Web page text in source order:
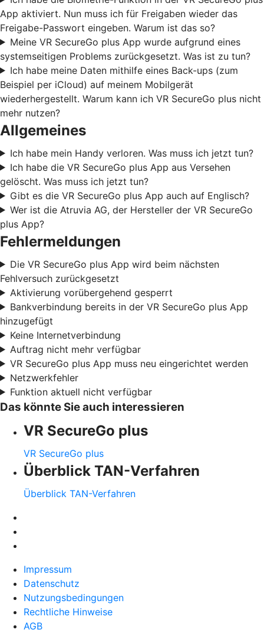
App aktiviert. Nun muss ich für Freigaben wieder das
Freigabe-Passwort eingeben. Warum ist das so?
Meine VR SecureGo plus App wurde aufgrund eines
systemseitigen Problems zurückgesetzt. Was ist zu tun?
Ich habe meine Daten mithilfe eines Back-ups (zum
Beispiel per iCloud) auf meinem Mobilgerät
wiederhergestellt. Warum kann ich VR SecureGo plus nicht
mehr nutzen?
Allgemeines
Ich habe mein Handy verloren. Was muss ich jetzt tun?
Ich habe die VR SecureGo plus App aus Versehen
gelöscht. Was muss ich jetzt tun?
Gibt es die VR SecureGo plus App auch auf Englisch?
Wer ist die Atruvia AG, der Hersteller der VR SecureGo
plus App?
Fehlermeldungen
Die VR SecureGo plus App wird beim nächsten
Fehlversuch zurückgesetzt
Aktivierung vorübergehend gesperrt
Bankverbindung bereits in der VR SecureGo plus App
hinzugefügt
Keine Internetverbindung
Auftrag nicht mehr verfügbar
VR SecureGo plus App muss neu eingerichtet werden
Netzwerkfehler
Funktion aktuell nicht verfügbar
Das könnte Sie auch interessieren
VR SecureGo plus
VR SecureGo plus
Überblick TAN-Verfahren
Überblick TAN-Verfahren
Impressum
Datenschutz
Nutzungsbedingungen
Rechtliche Hinweise
AGB